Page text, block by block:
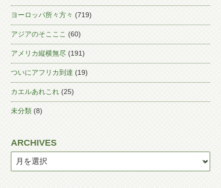
ヨーロッパ所々方々 (719)
アジアのそこここ (60)
アメリカ縦横無尽 (191)
ついにアフリカ到達 (19)
カエルあれこれ (25)
未分類 (8)
ARCHIVES